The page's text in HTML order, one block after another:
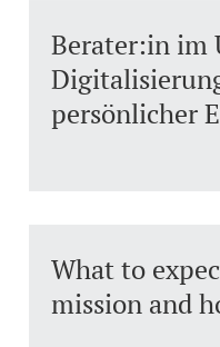
Rückmelden
Termine & Fristen
Mobilität
Campus Credits
Berater:in im
persönlicher
What to
mission and